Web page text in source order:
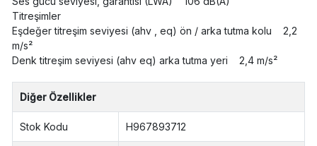
Titreşimler
Eşdeğer titreşim seviyesi (ahv , eq) ön / arka tutma kolu 2,2
m/s²
Denk titreşim seviyesi (ahv eq) arka tutma yeri 2,4 m/s²
Diğer Özellikler
Stok Kodu H967893712